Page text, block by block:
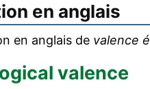
en anglais
en anglais de valence
valence